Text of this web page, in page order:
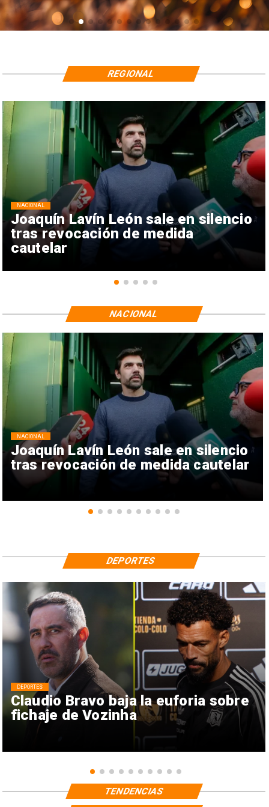
Joaquín Lavín León sale en silencio
tras revocación de medida
cautelar
NACIONAL
REGIONAL
Joaquín Lavín León sale en silencio
tras revocación de medida cautelar
NACIONAL
NACIONAL
Claudio Bravo baja la euforia sobre
fichaje de Vozinha
DEPORTES
DEPORTES
TENDENCIAS